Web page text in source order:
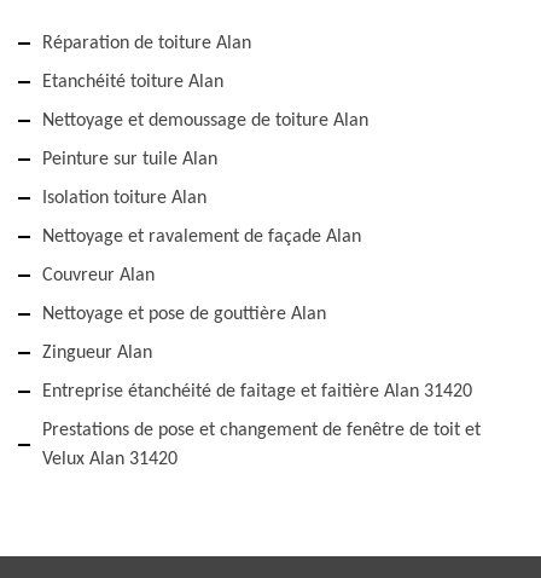
Réparation de toiture Alan
Etanchéité toiture Alan
Nettoyage et demoussage de toiture Alan
Peinture sur tuile Alan
Isolation toiture Alan
Nettoyage et ravalement de façade Alan
Couvreur Alan
Nettoyage et pose de gouttière Alan
Zingueur Alan
Entreprise étanchéité de faitage et faitière Alan 31420
Prestations de pose et changement de fenêtre de toit et
Velux Alan 31420